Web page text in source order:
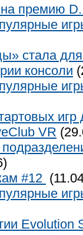
премию
стала
консоли
VR
#12
Evolution